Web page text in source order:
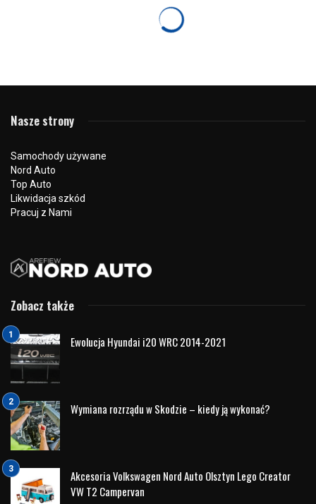
W dniach 6-8 lutego 2023 r. strażacy z jednostek
ratowniczo-gaśniczych
szkolenie w zakresie postepowania przy
zdarzeniach z udziałem samochodów
elektrycznych.
Miejscem pierwszego dnia szkolenia była siedziba firmy
Volvo Nord Auto
współorganizatorem wydarzenia. Przedstawiono
prawidłowy sposób postępowania, wybrane zdarzenia
z przeszłości, a także nowinki techniczne, które